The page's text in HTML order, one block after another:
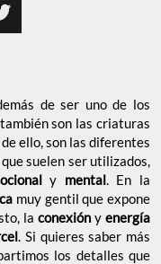
de ser uno de los
son las criaturas
ello, son las diferentes
suelen ser utilizados,
y mental. En la
muy gentil que expone
laconexiónyenergía
. Si quieres saber más
los detalles que